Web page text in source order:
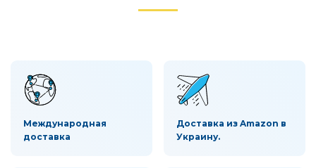
Международная
доставка
Доставка из Amazon в
Украину.